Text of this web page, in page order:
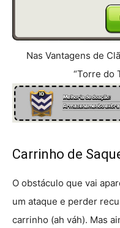
Nas Vantagens de
“Torre do
Carrinho de
O obstáculo que vai
um ataque e perder
carrinho (ah váh). Mas